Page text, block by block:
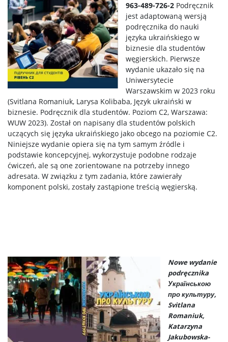
963-489-726-2 Podręcznik
jest adaptowaną wersją
podręcznika do nauki
języka ukraińskiego w
biznesie dla studentów
węgierskich. Pierwsze
wydanie ukazało się na
Uniwersytecie
Warszawskim w 2023 roku
(Svitlana Romaniuk, Larysa Kolibaba, Język ukraiński w
biznesie. Podręcznik dla studentów. Poziom C2, Warszawa:
WUW 2023). Został on napisany dla studentów polskich
uczących się języka ukraińskiego jako obcego na poziomie C2.
Niniejsze wydanie opiera się na tym samym źródle i
podstawie koncepcyjnej, wykorzystuje podobne rodzaje
ćwiczeń, ale są one zorientowane na potrzeby innego
adresata. W związku z tym zadania, które zawierały
komponent polski, zostały zastąpione treścią węgierską.
Nowe wydanie
podręcznika
Українською
про культуру,
Svitlana
Romaniuk,
Katarzyna
Jakubowska-